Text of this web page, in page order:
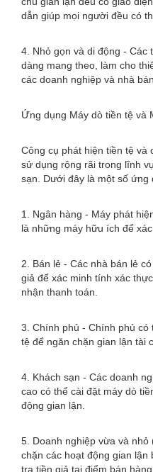
dẫn giúp mọi người đều có
4. Nhỏ gọn và di động - Các
dàng mang theo, làm cho
các doanh nghiệp và nhà
Ứng dụng Máy dò tiền tệ và
Công cụ phát hiện tiền tệ và
sử dụng rộng rãi trong lĩnh
sạn. Dưới đây là một số ứng
1. Ngân hàng - Máy phát
là những máy hữu ích để
2. Bán lẻ - Các nhà bán lẻ
giả để xác minh tính xác
nhận thanh toán.
3. Chính phủ - Chính phủ có
tệ để ngăn chặn gian lận tài
4. Khách sạn - Các doanh
cao có thể cài đặt máy dò
động gian lận.
5. Doanh nghiệp vừa và nhỏ
chặn các hoạt động gian lận
tra tiền giả tại điểm bán hàng.